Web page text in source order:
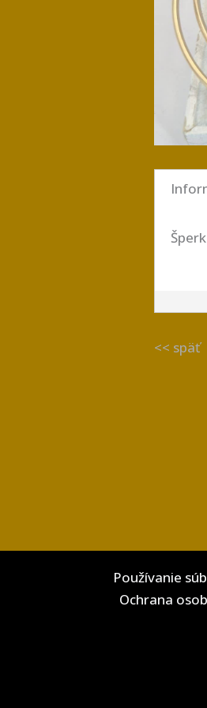
<< späť
Používanie
Ochrana